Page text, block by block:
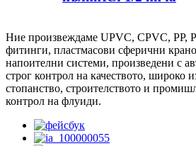
Ние произвеждаме UPVC, CPVC, PP,
фитинги, пластмасови сферични
напоителни системи, произведени с
строг контрол на качеството, широко
стопанство, строителството и
контрол на флуиди.